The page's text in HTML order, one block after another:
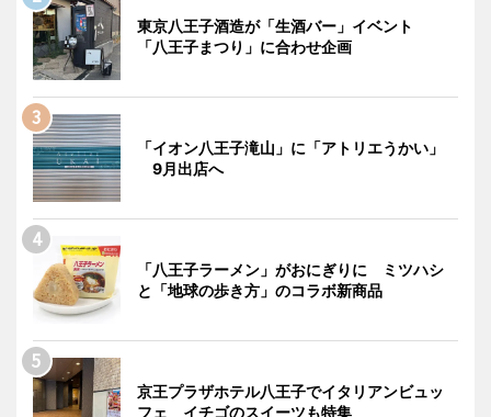
東京八王子酒造が「生酒バー」イベント
「八王子まつり」に合わせ企画
「イオン八王子滝山」に「アトリエうかい」
9月出店へ
「八王子ラーメン」がおにぎりに ミツハシ
と「地球の歩き方」のコラボ新商品
京王プラザホテル八王子でイタリアンビュッ
フェ イチゴのスイーツも特集